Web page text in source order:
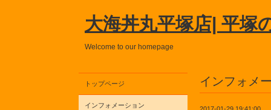
大海丼丸平塚店| 平塚
Welcome to our homepage
インフォメ
トップページ
インフォメーション